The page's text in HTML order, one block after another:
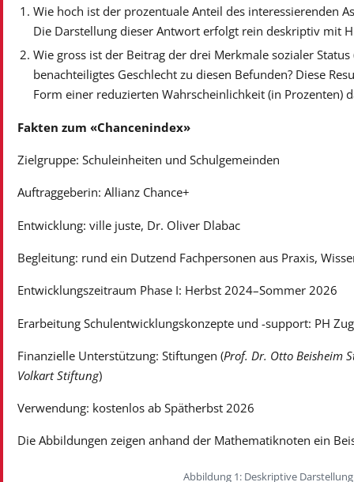
Wie hoch ist der prozentuale Anteil des interessierenden
Die Darstellung dieser Antwort erfolgt rein deskriptiv mit
Wie gross ist der Beitrag der drei Merkmale sozialer
benachteiligtes Geschlecht zu diesen Befunden? Diese
Form einer reduzierten Wahrscheinlichkeit (in Prozenten)
Fakten zum «Chancenindex»
Zielgruppe: Schuleinheiten und Schulgemeinden
Auftraggeberin: Allianz Chance+
Entwicklung: ville juste, Dr. Oliver Dlabac
Begleitung: rund ein Dutzend Fachpersonen aus Praxis,
Entwicklungszeitraum Phase I: Herbst 2024–Sommer 2026
Erarbeitung Schulentwicklungskonzepte und -support: PH
Finanzielle Unterstützung: Stiftungen (Prof. Dr. Otto Beisheim
Volkart Stiftung)
Verwendung: kostenlos ab Spätherbst 2026
Die Abbildungen zeigen anhand der Mathematiknoten ein
Abbildung 1: Deskriptive